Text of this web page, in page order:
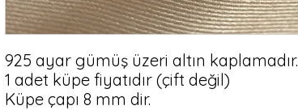
925 ayar gümüş üzeri altın kaplamadır.
1 adet küpe fiyatıdır (çift değil)
Küpe çapı 8 mm dir.